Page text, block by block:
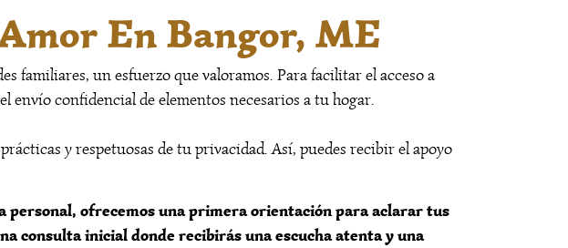
En Bangor, ME
familiares, un esfuerzo que valoramos. Para facilitar el acceso a
envío confidencial de elementos necesarios a tu hogar.
y respetuosas de tu privacidad. Así, puedes recibir el apoyo
personal, ofrecemos una primera orientación para aclarar tus
consulta inicial donde recibirás una escucha atenta y una